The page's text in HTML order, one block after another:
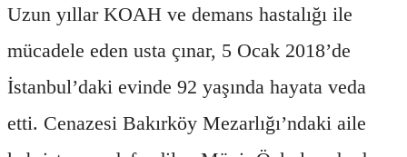
Uzun yıllar KOAH ve demans hastalığı ile
mücadele eden usta çınar, 5 Ocak 2018’de
İstanbul’daki evinde 92 yaşında hayata veda
etti. Cenazesi Bakırköy Mezarlığı’ndaki aile